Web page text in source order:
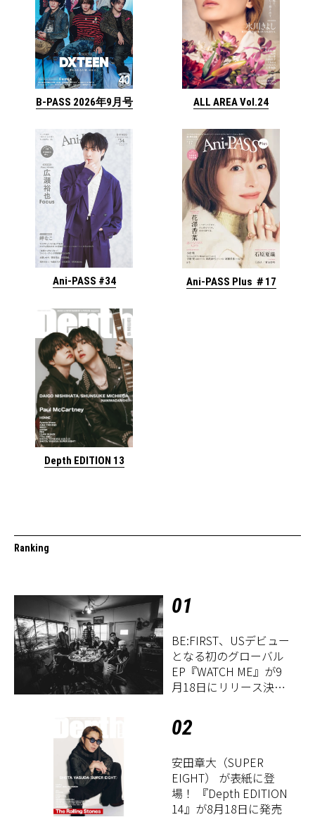
B-PASS 2026年9月号 ALL AREA Vol.24
Ani-PASS #34 Ani-PASS Plus ＃17
Depth EDITION 13
Ranking
01
BE:FIRST、USデビュー
となる初のグローバル
EP『WATCH ME』が9
月18日にリリース決
02
安田章大（SUPER
EIGHT） が表紙に登
場！ 『Depth EDITION
14』が8月18日に発売